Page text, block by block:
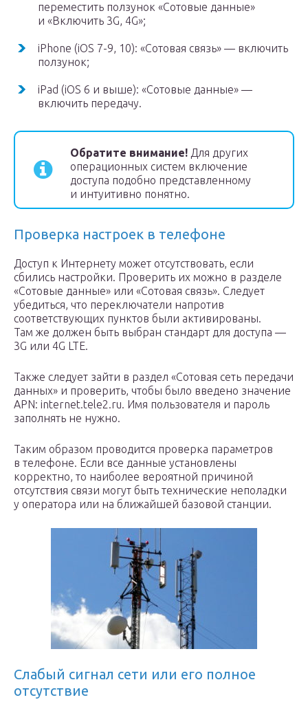
переместить ползунок «Сотовые данные»
и «Включить 3G, 4G»;
iPhone (iOS 7-9, 10): «Сотовая связь» — включить
ползунок;
iPad (iOS 6 и выше): «Сотовые данные» —
включить передачу.
Обратите внимание! Для других
операционных систем включение
доступа подобно представленному
и интуитивно понятно.
Проверка настроек в телефоне
Доступ к Интернету может отсутствовать, если
сбились настройки. Проверить их можно в разделе
«Сотовые данные» или «Сотовая связь». Следует
убедиться, что переключатели напротив
соответствующих пунктов были активированы.
Там же должен быть выбран стандарт для доступа —
3G или 4G LTE.
Также следует зайти в раздел «Сотовая сеть передачи
данных» и проверить, чтобы было введено значение
APN: internet.tele2.ru. Имя пользователя и пароль
заполнять не нужно.
Таким образом проводится проверка параметров
в телефоне. Если все данные установлены
корректно, то наиболее вероятной причиной
отсутствия связи могут быть технические неполадки
у оператора или на ближайшей базовой станции.
Слабый сигнал сети или его полное
отсутствие